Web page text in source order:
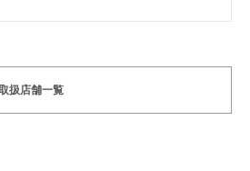
扱店舗一覧